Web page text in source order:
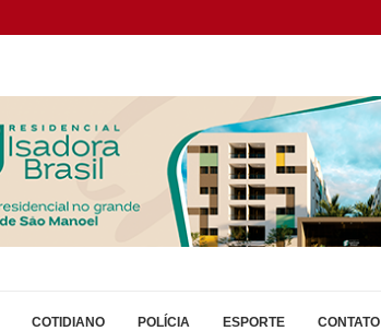
COTIDIANO POLÍCIA ESPORTE CONTATO